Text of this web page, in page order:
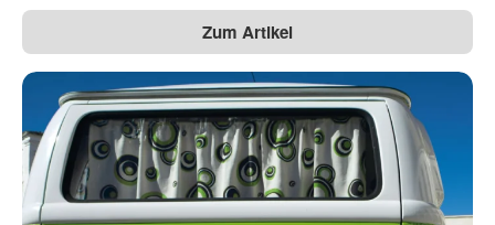
Zum Artikel